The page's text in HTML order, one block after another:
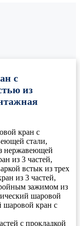
с
из
кран с
стали,
нержавеющей
из 3 частей,
встык из трех
из 3 частей,
зажимом из
шаровой
шаровой кран с
с прокладкой